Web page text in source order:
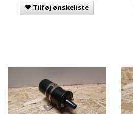
Tilføj ønskeliste